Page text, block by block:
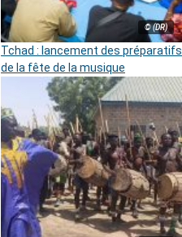
© (DR)
Tchad : lancement des préparatifs
de la fête de la musique